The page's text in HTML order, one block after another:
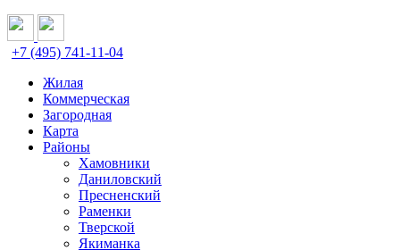
+7 (495) 741-11-04
Жилая
Коммерческая
Загородная
Карта
Районы
Хамовники
Даниловский
Пресненский
Раменки
Тверской
Якиманка